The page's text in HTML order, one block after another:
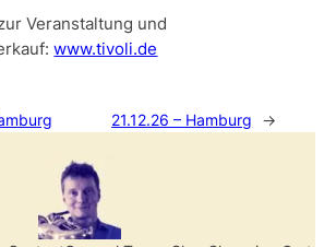
Veranstaltung und
www.tivoli.de
21.12.26 – Hamburg →